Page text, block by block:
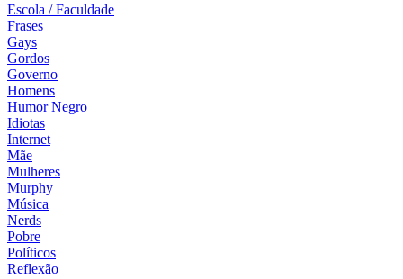
Escola / Faculdade
Frases
Gays
Gordos
Governo
Homens
Humor Negro
Idiotas
Internet
Mãe
Mulheres
Murphy
Música
Nerds
Pobre
Políticos
Reflexão